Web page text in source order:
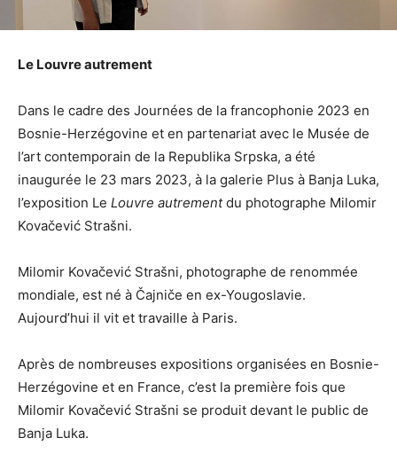
Le Louvre autrement
Dans le cadre des Journées de la francophonie 2023 en
Bosnie-Herzégovine et en partenariat avec le Musée de
l’art contemporain de la Republika Srpska, a été
inaugurée le 23 mars 2023, à la galerie Plus à Banja Luka,
l’exposition Le Louvre autrementdu photographe Milomir
Kovačević Strašni.
Milomir Kovačević Strašni, photographe de renommée
mondiale, est né à Čajniče en ex-Yougoslavie.
Aujourd’hui il vit et travaille à Paris.
Après de nombreuses expositions organisées en Bosnie-
Herzégovine et en France, c’est la première fois que
Milomir Kovačević Strašni se produit devant le public de
Banja Luka.